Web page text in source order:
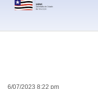
6/07/2023 8:22 pm